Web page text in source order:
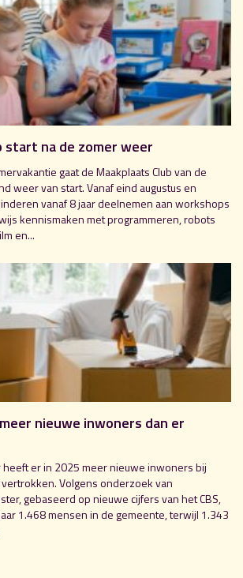
start na de zomer weer
gaat de Maakplaats Club van de
weer van start. Vanaf eind augustus en
vanaf 8 jaar deelnemen aan workshops
kennismaken met programmeren, robots
en...
nieuwe inwoners dan er
heeft er in 2025 meer nieuwe inwoners bij
Volgens onderzoek van
gebaseerd op nieuwe cijfers van het CBS,
1.468 mensen in de gemeente, terwijl 1.343